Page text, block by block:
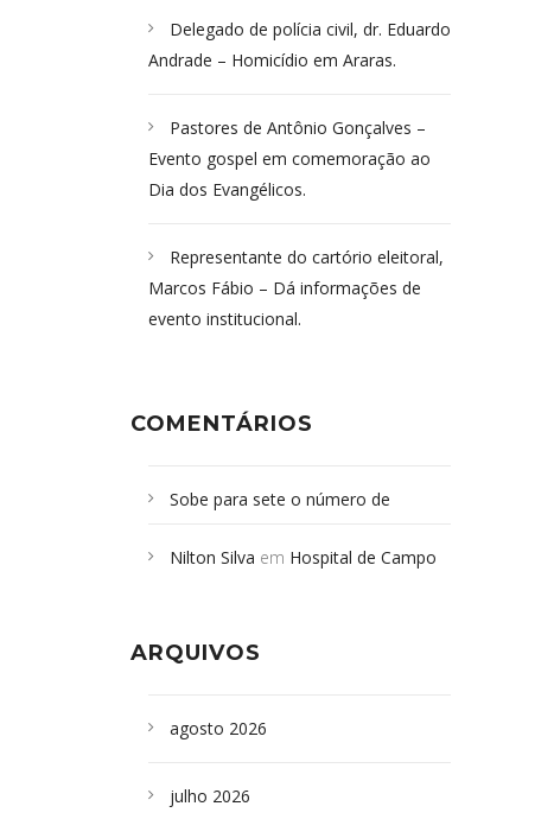
Delegado de polícia civil, dr. Eduardo
Andrade – Homicídio em Araras.
Pastores de Antônio Gonçalves –
Evento gospel em comemoração ao
Dia dos Evangélicos.
Representante do cartório eleitoral,
Marcos Fábio – Dá informações de
evento institucional.
COMENTÁRIOS
Sobe para sete o número de
desabamento em São Paulo - Revista
sepultados em SP
Nilton Silva em Hospital de Campo
ARQUIVOS
agosto 2026
julho 2026